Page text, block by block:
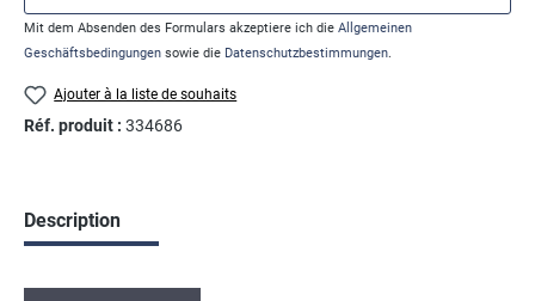
Mit dem Absenden des Formulars akzeptiere ich die Allgemeinen
Geschäftsbedingungen sowie die Datenschutzbestimmungen.
Ajouter à la liste de souhaits
Réf. produit : 334686
Description